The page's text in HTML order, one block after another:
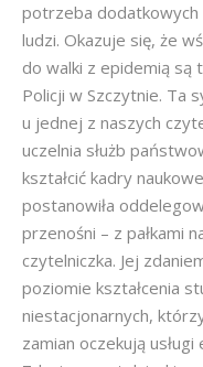
potrzeba dodatkowych
ludzi. Okazuje się, że
do walki z epidemią są
Policji w Szczytnie. Ta
u jednej z naszych
uczelnia służb
kształcić kadry
postanowiła
przenośni – z pałkami
czytelniczka. Jej
poziomie kształcenia
niestacjonarnych,
zamian oczekują